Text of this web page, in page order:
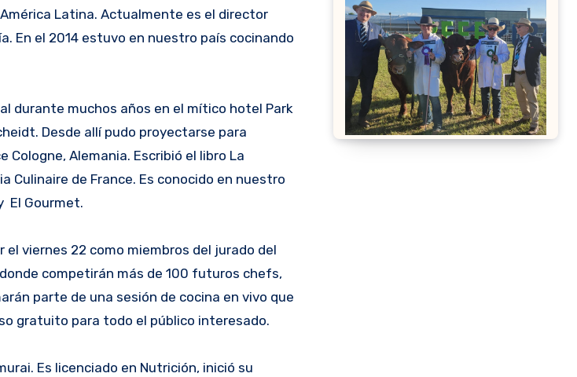
Latina. Actualmente es el director
En el 2014 estuvo en nuestro país cocinando
durante muchos años en el mítico hotel Park
Desde allí pudo proyectarse para
Alemania. Escribió el libro La
Culinaire de France. Es conocido en nuestro
El Gourmet.
el viernes 22 como miembros del jurado del
competirán más de 100 futuros chefs,
parte de una sesión de cocina en vivo que
gratuito para todo el público interesado.
Es licenciado en Nutrición, inició su